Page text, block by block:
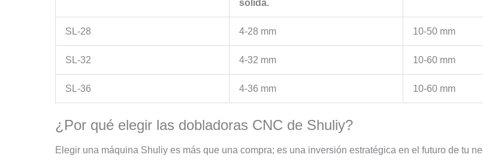
sólida.
SL-28 4-28 mm 10-50 mm
SL-32 4-32 mm 10-60 mm
SL-36 4-36 mm 10-60 mm
¿Por qué elegir las dobladoras CNC de Shuliy?
Elegir una máquina Shuliy es más que una compra; es una inversión estratégica en el futuro de tu